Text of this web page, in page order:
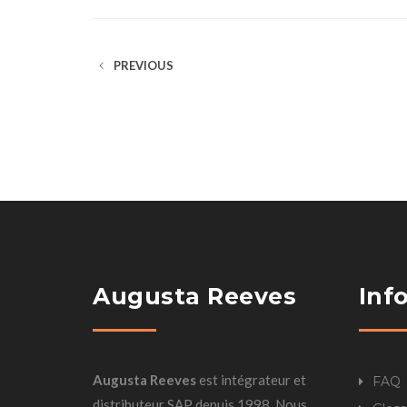
PREVIOUS
Augusta Reeves
Augusta Reeves est intégrateur et
FAQ